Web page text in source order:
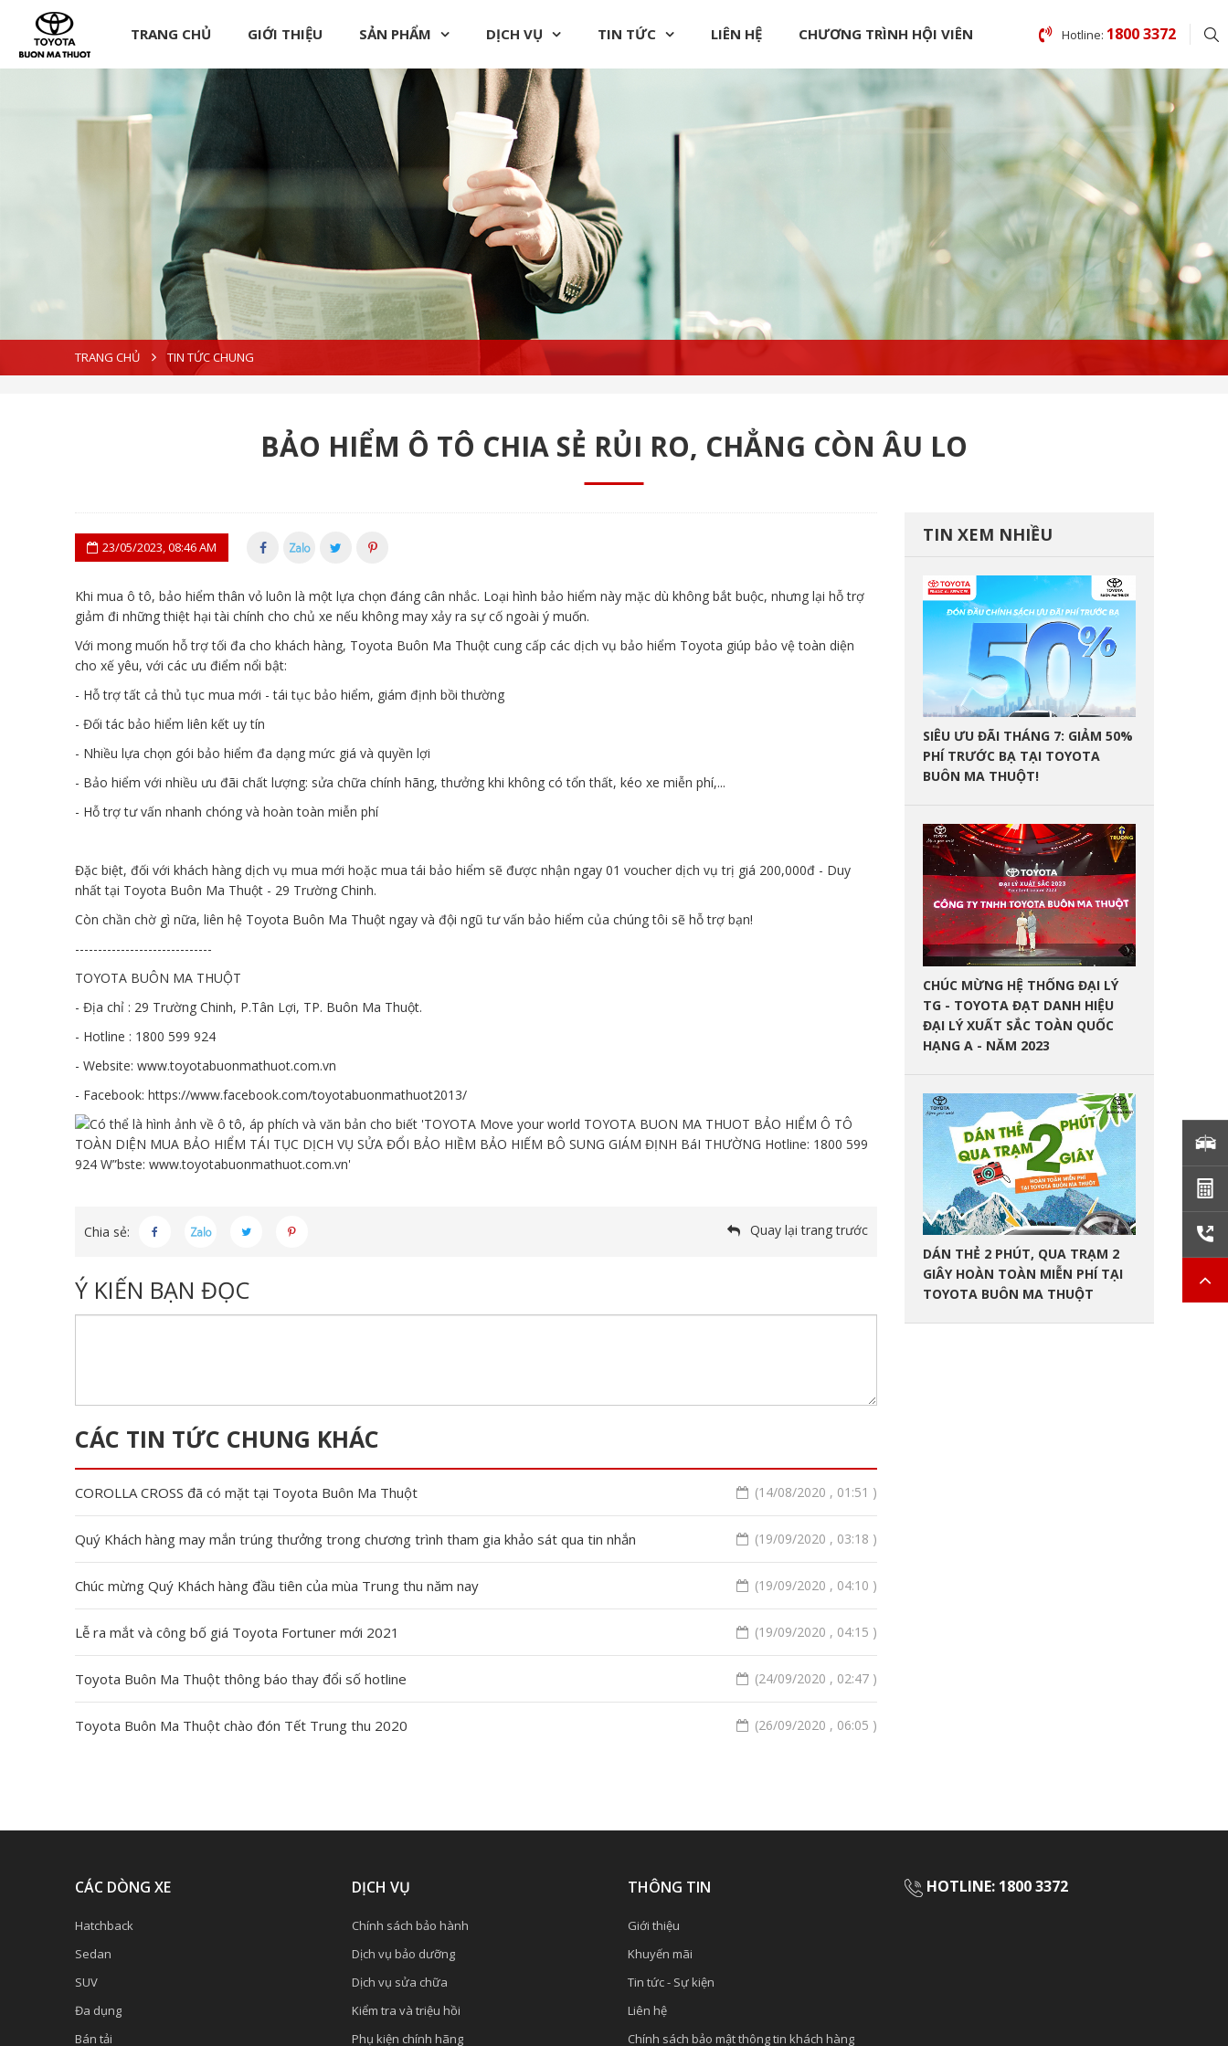
TRANG CHỦ GIỚI THIỆU SẢN PHẨM DỊCH VỤ TIN TỨC LIÊN HỆ CHƯƠNG TRÌNH HỘI VIÊN Hotline: 1800 3372
TRANG CHỦ TIN TỨC CHUNG
BẢO HIỂM Ô TÔ CHIA SẺ RỦI RO, CHẲNG CÒN ÂU LO
23/05/2023, 08:46 AM
Khi mua ô tô, bảo hiểm thân vỏ luôn là một lựa chọn đáng cân nhắc. Loại hình bảo hiểm này mặc dù không bắt buộc, nhưng lại hỗ trợ
giảm đi những thiệt hại tài chính cho chủ xe nếu không may xảy ra sự cố ngoài ý muốn.
Với mong muốn hỗ trợ tối đa cho khách hàng, Toyota Buôn Ma Thuột cung cấp các dịch vụ bảo hiểm Toyota giúp bảo vệ toàn diện
cho xế yêu, với các ưu điểm nổi bật:
- Hỗ trợ tất cả thủ tục mua mới - tái tục bảo hiểm, giám định bồi thường
- Đối tác bảo hiểm liên kết uy tín
- Nhiều lựa chọn gói bảo hiểm đa dạng mức giá và quyền lợi
- Bảo hiểm với nhiều ưu đãi chất lượng: sửa chữa chính hãng, thưởng khi không có tổn thất, kéo xe miễn phí,...
- Hỗ trợ tư vấn nhanh chóng và hoàn toàn miễn phí
Đặc biệt, đối với khách hàng dịch vụ mua mới hoặc mua tái bảo hiểm sẽ được nhận ngay 01 voucher dịch vụ trị giá 200,000đ - Duy
nhất tại Toyota Buôn Ma Thuột - 29 Trường Chinh.
Còn chần chờ gì nữa, liên hệ Toyota Buôn Ma Thuột ngay và đội ngũ tư vấn bảo hiểm của chúng tôi sẽ hỗ trợ bạn!
------------------------------
TOYOTA BUÔN MA THUỘT
- Địa chỉ : 29 Trường Chinh, P.Tân Lợi, TP. Buôn Ma Thuột.
- Hotline : 1800 599 924
- Website: www.toyotabuonmathuot.com.vn
- Facebook: https://www.facebook.com/toyotabuonmathuot2013/
Chia sẻ: Quay lại trang trước
Ý KIẾN BẠN ĐỌC
CÁC TIN TỨC CHUNG KHÁC
COROLLA CROSS đã có mặt tại Toyota Buôn Ma Thuột (14/08/2020 , 01:51 )
Quý Khách hàng may mắn trúng thưởng trong chương trình tham gia khảo sát qua tin nhắn (19/09/2020 , 03:18 )
Chúc mừng Quý Khách hàng đầu tiên của mùa Trung thu năm nay (19/09/2020 , 04:10 )
Lễ ra mắt và công bố giá Toyota Fortuner mới 2021 (19/09/2020 , 04:15 )
Toyota Buôn Ma Thuột thông báo thay đổi số hotline (24/09/2020 , 02:47 )
Toyota Buôn Ma Thuột chào đón Tết Trung thu 2020 (26/09/2020 , 06:05 )
TIN XEM NHIỀU
SIÊU ƯU ĐÃI THÁNG 7: GIẢM 50%
PHÍ TRƯỚC BẠ TẠI TOYOTA
BUÔN MA THUỘT!
CHÚC MỪNG HỆ THỐNG ĐẠI LÝ
TG - TOYOTA ĐẠT DANH HIỆU
ĐẠI LÝ XUẤT SẮC TOÀN QUỐC
HẠNG A - NĂM 2023
DÁN THẺ 2 PHÚT, QUA TRẠM 2
GIÂY HOÀN TOÀN MIỄN PHÍ TẠI
TOYOTA BUÔN MA THUỘT
CÁC DÒNG XE
Hatchback
Sedan
SUV
Đa dụng
Bán tải
DỊCH VỤ
Chính sách bảo hành
Dịch vụ bảo dưỡng
Dịch vụ sửa chữa
Kiểm tra và triệu hồi
Phụ kiện chính hãng
THÔNG TIN
Giới thiệu
Khuyến mãi
Tin tức - Sự kiện
Liên hệ
Chính sách bảo mật thông tin khách hàng
HOTLINE: 1800 3372